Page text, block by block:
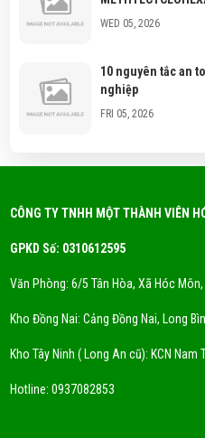
WED 05, 2026
10 nguyên tắc an
nghiệp
FRI 05, 2026
FRI 05, 2026
Xu Hướng Dung
FRI 05, 2026
DUNG MÔI
FRI 05, 2026
CÔNG TY TNHH MỘT THÀNH VIÊN
GPKD Số: 0310612595
Văn Phòng: 6/5 Tân Hòa, Xã Hóc Môn,
Kho Đồng Nai: Cảng Đồng Nai, Long
Kho Tây Ninh ( Long An cũ): KCN Nam
Hotline: 0937082853